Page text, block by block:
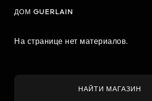
ДОМ GUERLAIN
На странице нет материалов.
НАЙТИ МАГАЗИН